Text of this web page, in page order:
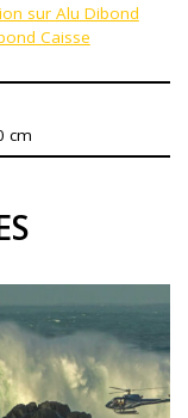
sur Alu Dibond
Caisse
cm